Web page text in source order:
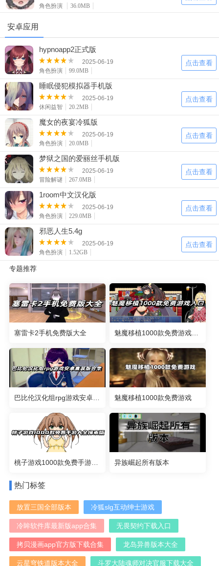
其他
游戏攻略
63款应用
8款应用
热点新闻
角色扮演
36.0MB
安卓应用
hypnoapp2正式版
2025-06-19
角色扮演
99.0MB
点击查看
睡眠侵犯模拟器手机版
2025-06-19
休闲益智
20.2MB
点击查看
魔女的夜宴冷狐版
2025-06-19
角色扮演
20.0MB
点击查看
梦狱之国的爱丽丝手机版
2025-06-19
冒险解谜
267.0MB
点击查看
1room中文汉化版
2025-06-19
角色扮演
229.0MB
点击查看
邪恶人生5.4g
2025-06-19
角色扮演
1.52GB
点击查看
专题推荐
塞雷卡2手机免费版大全 魅魔移植1000款免费游戏入口
巴比伦汉化组rpg游戏安卓直装版合集 魅魔移植1000款免费游戏
桃子游戏1000款免费手游大全像素版 异族崛起所有版本
热门标签
放置三国全部版本 冷狐slg互动绅士游戏
冷眸软件库最新版app合集 无畏契约下载入口
拷贝漫画app官方版下载合集 龙岛异兽版本大全
云星穹铁道版本大全 斗罗大陆魂师对决官服下载大全